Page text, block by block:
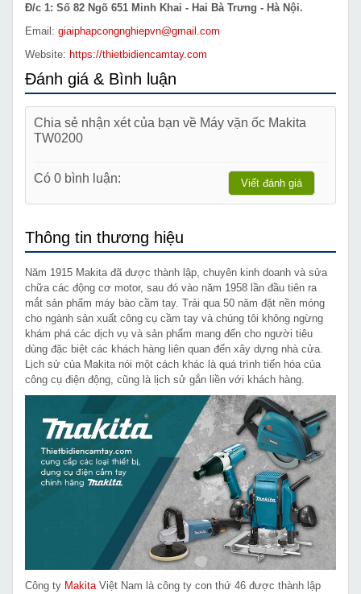
Đ/c 1: Số 82 Ngõ 651 Minh Khai - Hai Bà Trưng - Hà Nội.
Email: giaiphapcongnghiepvn@gmail.com
Website: https://thietbidiencamtay.com
Đánh giá & Bình luận
Chia sẻ nhận xét của bạn về Máy vặn ốc Makita
TW0200
Có 0 bình luận: Viết đánh giá
Thông tin thương hiệu
Năm 1915 Makita đã được thành lập, chuyên kinh doanh và sửa
chữa các động cơ motor, sau đó vào năm 1958 lần đầu tiên ra
mắt sản phẩm máy bào cầm tay. Trải qua 50 năm đặt nền móng
cho ngành sản xuất công cụ cầm tay và chúng tôi không ngừng
khám phá các dịch vụ và sản phẩm mang đến cho người tiêu
dùng đặc biệt các khách hàng liên quan đến xây dựng nhà cửa.
Lịch sử của Makita nói một cách khác là quá trình tiến hóa của
công cụ điện động, cũng là lịch sử gắn liền với khách hàng.
Công ty MakitaViệt Nam là công ty con thứ 46 được thành lập